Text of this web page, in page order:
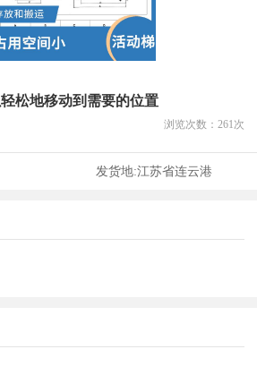
松地移动到需要的位置
浏览次数： 261次
发货地:江苏省连云港